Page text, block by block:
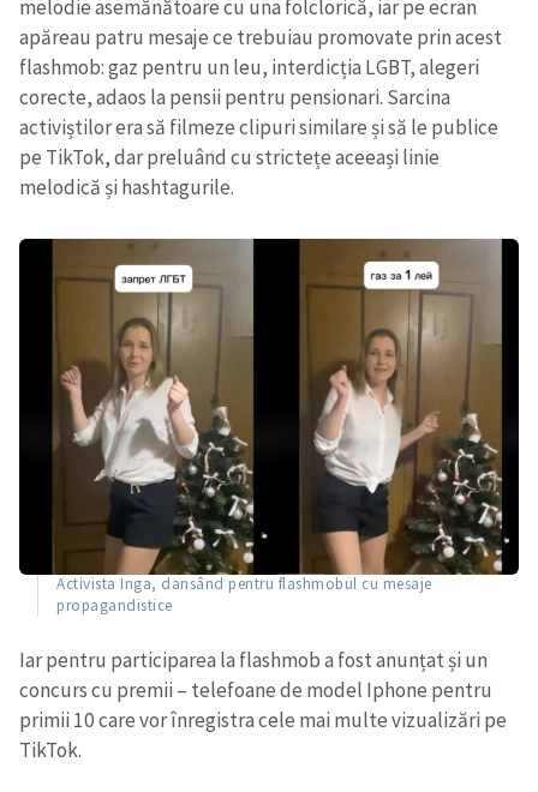
melodie asemănătoare cu una folclorică, iar pe ecran
apăreau patru mesaje ce trebuiau promovate prin acest
flashmob: gaz pentru un leu, interdicția LGBT, alegeri
corecte, adaos la pensii pentru pensionari. Sarcina
activiștilor era să filmeze clipuri similare și să le publice
pe TikTok, dar preluând cu strictețe aceeași linie
melodică și hashtagurile.
Activista Inga, dansând pentru flashmobul cu mesaje
propagandistice
Iar pentru participarea la flashmob a fost anunțat și un
concurs cu premii – telefoane de model Iphone pentru
primii 10 care vor înregistra cele mai multe vizualizări pe
TikTok.